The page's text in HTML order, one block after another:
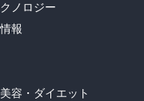
ノロジー
報
容・ダイエット